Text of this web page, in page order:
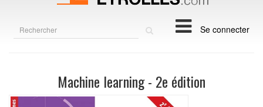
Se connecter
Machine learning - 2e édition